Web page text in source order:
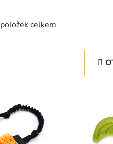
položek celkem